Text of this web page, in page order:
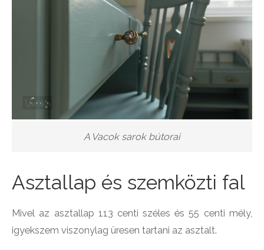
A Vacok sarok bútorai
Asztallap és szemközti fal
Mivel az asztallap 113 centi széles és 55 centi mély,
igyekszem viszonylag üresen tartani az asztalt.